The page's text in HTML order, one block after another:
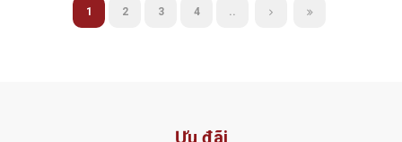
1 2 3 4 ..
Ưu đãi